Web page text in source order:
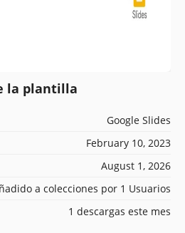
la plantilla
Google Slides
February 10, 2023
August 1, 2026
a colecciones por 1 Usuarios
1 descargas este mes